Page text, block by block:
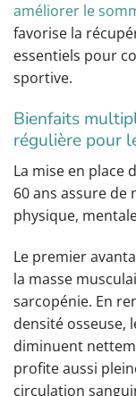
améliorer le
favorise la
essentiels pour
sportive.
Bienfaits
régulière pour
La mise en place
60 ans assure
physique,
Le premier
la masse
sarcopénie. En
densité osseuse,
diminuent
profite aussi
circulation